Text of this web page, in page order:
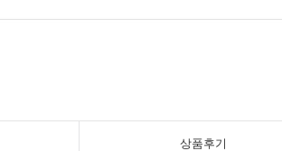
상품후기